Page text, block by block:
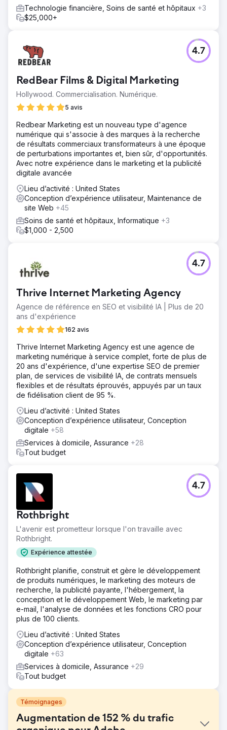
Technologie financière, Soins de santé et hôpitaux +3
$25,000+
RedBear Films & Digital Marketing
Hollywood. Commercialisation. Numérique.
5 avis
4.7
Redbear Marketing est un nouveau type d'agence
numérique qui s'associe à des marques à la recherche
de résultats commerciaux transformateurs à une époque
de perturbations importantes et, bien sûr, d'opportunités.
Avec notre expérience dans le marketing et la publicité
digitale avancée
Lieu d’activité : United States
Conception d’expérience utilisateur, Maintenance de
site Web +45
Soins de santé et hôpitaux, Informatique +3
$1,000 - 2,500
Thrive Internet Marketing Agency
Agence de référence en SEO et visibilité IA | Plus de 20
ans d'expérience
162 avis
4.7
Thrive Internet Marketing Agency est une agence de
marketing numérique à service complet, forte de plus de
20 ans d'expérience, d'une expertise SEO de premier
plan, de services de visibilité IA, de contrats mensuels
flexibles et de résultats éprouvés, appuyés par un taux
de fidélisation client de 95 %.
Lieu d’activité : United States
Conception d’expérience utilisateur, Conception
digitale +58
Services à domicile, Assurance +28
Tout budget
Rothbright
L'avenir est prometteur lorsque l'on travaille avec
Rothbright.
Expérience attestée
4.7
Rothbright planifie, construit et gère le développement
de produits numériques, le marketing des moteurs de
recherche, la publicité payante, l'hébergement, la
conception et le développement Web, le marketing par
e-mail, l'analyse de données et les fonctions CRO pour
plus de 100 clients.
Lieu d’activité : United States
Conception d’expérience utilisateur, Conception
digitale +63
Services à domicile, Assurance +29
Tout budget
Témoignages
Augmentation de 152 % du trafic